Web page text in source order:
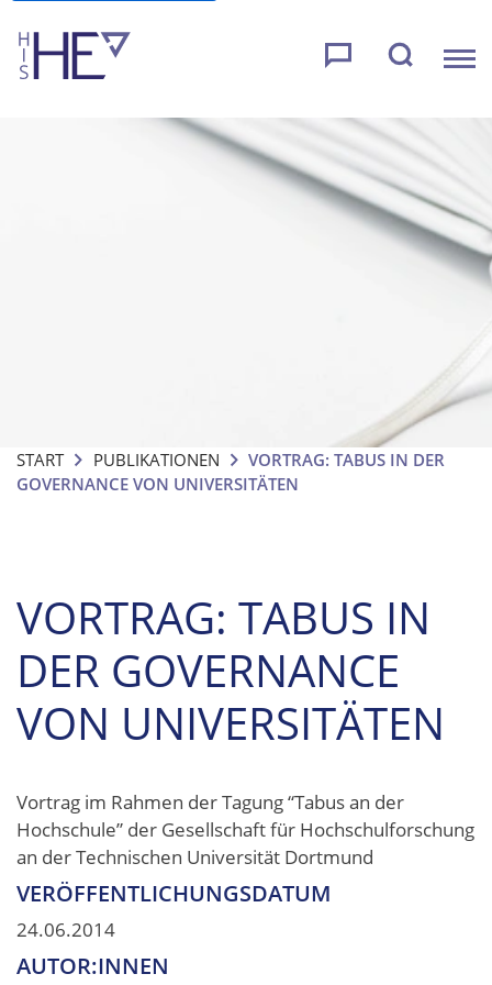
START PUBLIKATIONEN
VORTRAG: TABUS IN DER
GOVERNANCE VON UNIVERSITÄTEN
VORTRAG: TABUS IN
DER GOVERNANCE
VON UNIVERSITÄTEN
Vortrag im Rahmen der Tagung “Tabus an der
Hochschule” der Gesellschaft für Hochschulforschung
an der Technischen Universität Dortmund
VERÖFFENTLICHUNGSDATUM
24.06.2014
AUTOR:INNEN